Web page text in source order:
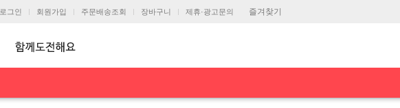
즐겨찾기
로그인 회원가입 주문배송조회 장바구니 제휴·광고문의